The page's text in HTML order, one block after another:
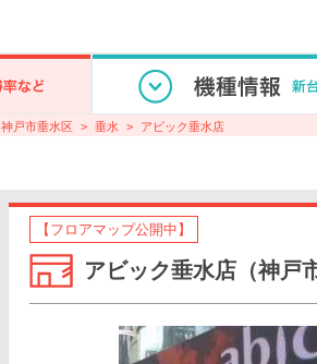
神戸市垂水区 垂水 アビック垂水店
【フロアマップ公開中】
アビック垂水店（神戸